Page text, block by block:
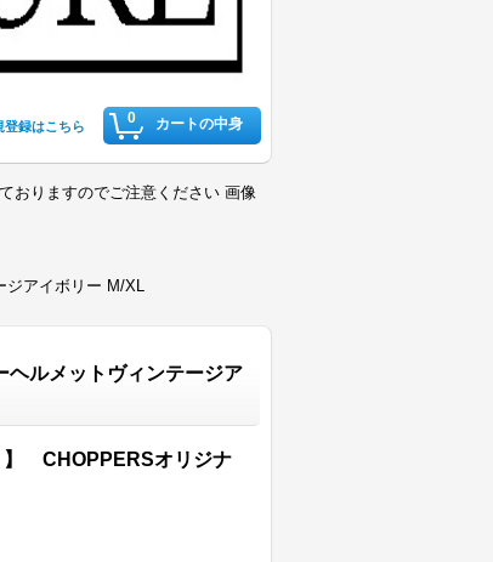
0 カートの中身
登録はこちら
おりますのでご注意ください 画像
ジアイボリー M/XL
ルメットヴィンテージア
】 CHOPPERSオリジナ